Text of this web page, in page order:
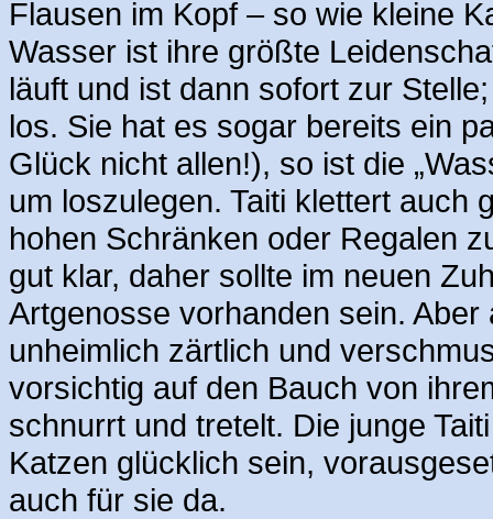
Flausen im Kopf – so wie kleine
Wasser ist ihre größte
läuft und ist dann sofort zur
los. Sie hat es sogar bereits ein
Glück nicht allen!), so ist die
um loszulegen. Taiti klettert auch
hohen Schränken oder Regalen
gut klar, daher sollte im neuen
Artgenosse vorhanden sein.
unheimlich zärtlich und
vorsichtig auf den Bauch von
schnurrt und tretelt. Die junge
Katzen glücklich sein,
auch für sie da.